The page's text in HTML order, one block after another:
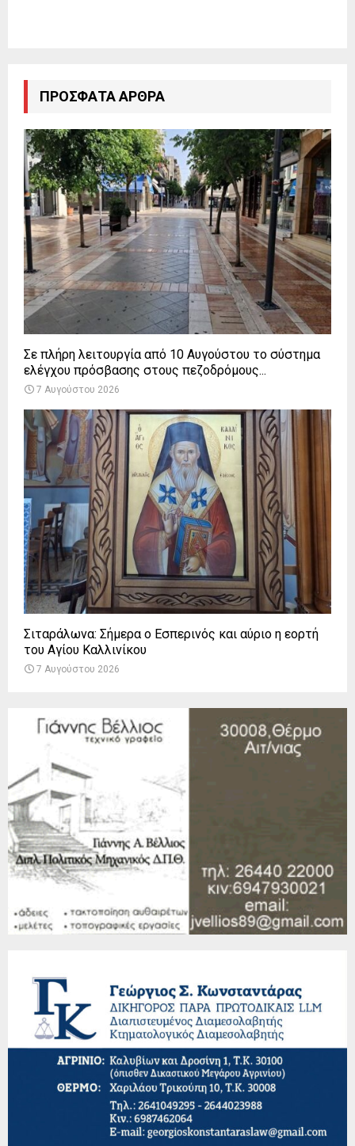
ΠΡΌΣΦΑΤΑ ΆΡΘΡΑ
Σε πλήρη λειτουργία από 10 Αυγούστου το σύστημα
ελέγχου πρόσβασης στους πεζοδρόμους...
7 Αυγούστου 2026
Σιταράλωνα: Σήμερα ο Εσπερινός και αύριο η εορτή
του Αγίου Καλλινίκου
7 Αυγούστου 2026